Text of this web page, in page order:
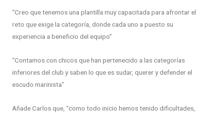
“Creo que tenemos una plantilla muy capacitada para afrontar el
reto que exige la categoría, donde cada uno a puesto su
experiencia a beneficio del equipo”
“Contamos con chicos que han pertenecido a las categorías
inferiores del club y saben lo que es sudar, querer y defender el
escudo marinista”
Añade Carlos que, “como todo inicio hemos tenido dificultades,